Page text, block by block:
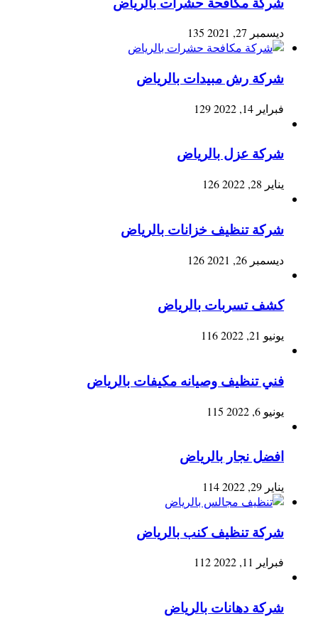
ديسمبر 27, 2021 135
شركة رش مبيدات بالرياض
فبراير 14, 2022 129
شركة عزل بالرياض
يناير 28, 2022 126
شركة تنظيف خزانات بالرياض
ديسمبر 26, 2021 126
كشف تسربات بالرياض
يونيو 21, 2022 116
فني تنظيف وصيانه مكيفات بالرياض
يونيو 6, 2022 115
افضل نجار بالرياض
يناير 29, 2022 114
شركة تنظيف كنب بالرياض
فبراير 11, 2022 112
شركة دهانات بالرياض